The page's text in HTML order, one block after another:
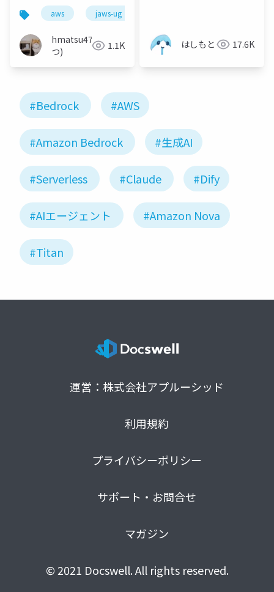
aws jaws-ug
hmatsu47(ま
つ)
1.1K はしもと 17.6K
#Bedrock #AWS
#Amazon Bedrock #生成AI
#Serverless #Claude #Dify
#AIエージェント #Amazon Nova
#Titan
運営：株式会社アプルーシッド
利用規約
プライバシーポリシー
サポート・お問合せ
マガジン
© 2021 Docswell. All rights reserved.